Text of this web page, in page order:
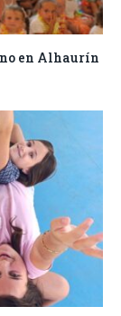
en Alhaurín